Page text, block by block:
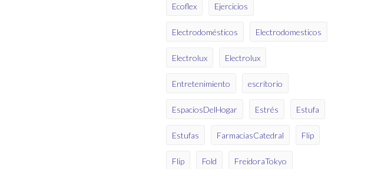
Ecoflex Ejercicios
Electrodomésticos Electrodomesticos
Electrolux Electrolux
Entretenimiento escritorio
EspaciosDelHogar Estrés Estufa
Estufas FarmaciasCatedral Flip
Flip Fold FreidoraTokyo